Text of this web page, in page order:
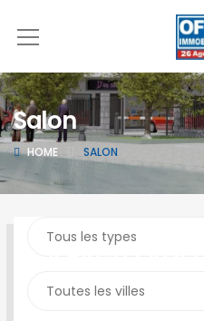
Salon
HOME SALON
SEARCH